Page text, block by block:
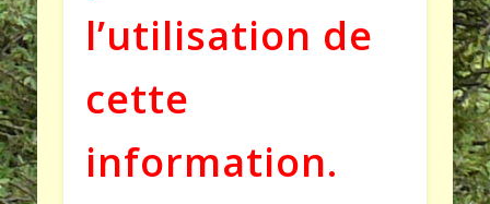
l’utilisation de
cette
information.